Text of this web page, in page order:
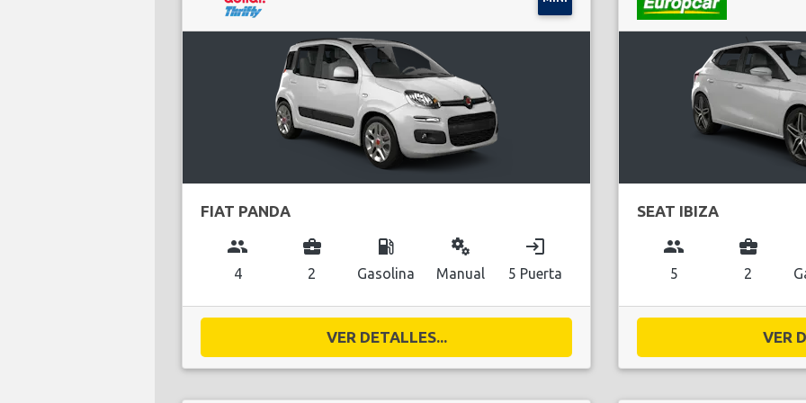
FIAT PANDA
group
4
business_center
2
local_gas_station
Gasolina
miscellaneous_services
Manual
login
5 Puerta
VER DETALLES...
SEAT IBIZA
group
5
business_center
2
VER